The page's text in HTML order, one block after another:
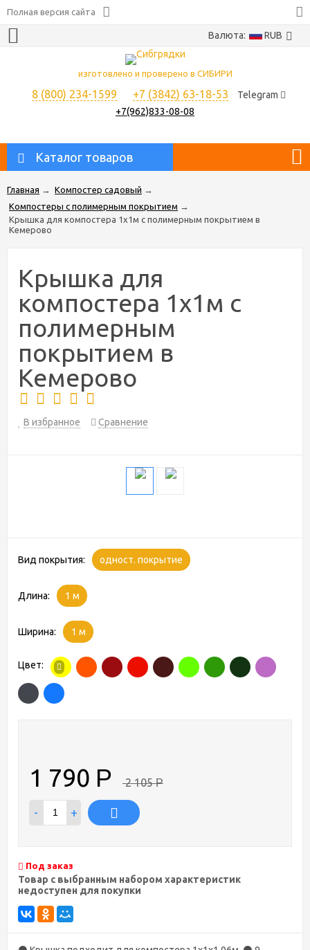
Полная версия сайта
Валюта: RUB
изготовлено и проверено в СИБИРИ
8 (800) 234-1599 +7 (3842) 63-18-53
Telegram
+7(962)833-08-08
Каталог товаров
Главная → Компостер садовый →
Компостеры с полимерным покрытием →
Крышка для компостера 1х1м с полимерным покрытием в
Кемерово
Крышка для
компостера 1х1м с
полимерным
покрытием в
Кемерово
В избранное Сравнение
Вид покрытия: одност. покрытие
Длина: 1 м
Ширина: 1 м
Цвет:
1 790 Р 2 105Р
- +
Под заказ
Товар с выбранным набором характеристик
недоступен для покупки